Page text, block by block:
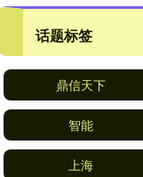
话题标签
鼎信天下
智能
上海